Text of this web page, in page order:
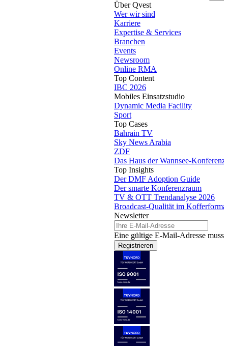
Über Qvest
Wer wir sind
Karriere
Expertise & Services
Branchen
Events
Newsroom
Online RMA
Top Content
IBC 2026
Mobiles Einsatzstudio
Dynamic Media Facility
Sport
Top Cases
Bahrain TV
Sky News Arabia
ZDF
Das Haus der Wannsee-Konferenz
Top Insights
Der DMF Adoption Guide
Der smarte Konferenzraum
TV & OTT Trendanalyse 2026
Broadcast-Qualität im Kofferformat
Newsletter
Eine gültige E-Mail-Adresse muss
Registrieren